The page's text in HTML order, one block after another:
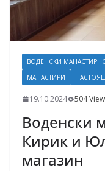
ВОДЕНСКИ МАНАСТИР
МАНАСТИРИ
19.10.2024 504
Воденски
Кирик и
магазин